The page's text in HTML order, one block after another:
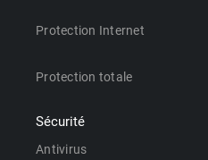
Protection Internet
Protection totale
Sécurité
Antivirus